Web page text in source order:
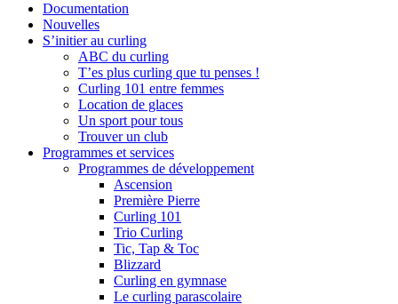
Documentation
Nouvelles
S’initier au curling
ABC du curling
T’es plus curling que tu penses !
Curling 101 entre femmes
Location de glaces
Un sport pour tous
Trouver un club
Programmes et services
Programmes de développement
Ascension
Première Pierre
Curling 101
Trio Curling
Tic, Tap & Toc
Blizzard
Curling en gymnase
Le curling parascolaire